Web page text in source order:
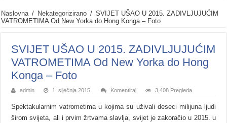
Naslovna / Nekategorizirano / SVIJET UŠAO U 2015. ZADIVLJUJUĆIM
VATROMETIMA Od New Yorka do Hong Konga – Foto
SVIJET UŠAO U 2015. ZADIVLJUJUĆIM
VATROMETIMA Od New Yorka do Hong
Konga – Foto
admin 1. siječnja 2015. Komentiraj 3,408 Pregleda
Spektakularnim vatrometima u kojima su uživali deseci milijuna ljudi
širom svijeta, ali i prvim žrtvama slavlja, svijet je zakoračio u 2015. u